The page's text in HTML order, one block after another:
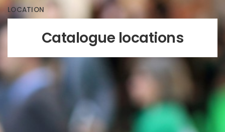
LOCATION
Catalogue locations